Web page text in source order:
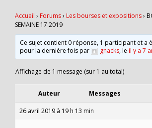
Accueil › Forums› Les bourses et expositions›
SEMAINE 17 2019
Ce sujet contient 0 réponse, 1 participant et a
pour la dernière fois par
gnacks, leil y a 7
Affichage de 1 message (sur 1 au total)
Auteur Messages
26 avril 2019 à 19 h 13 min